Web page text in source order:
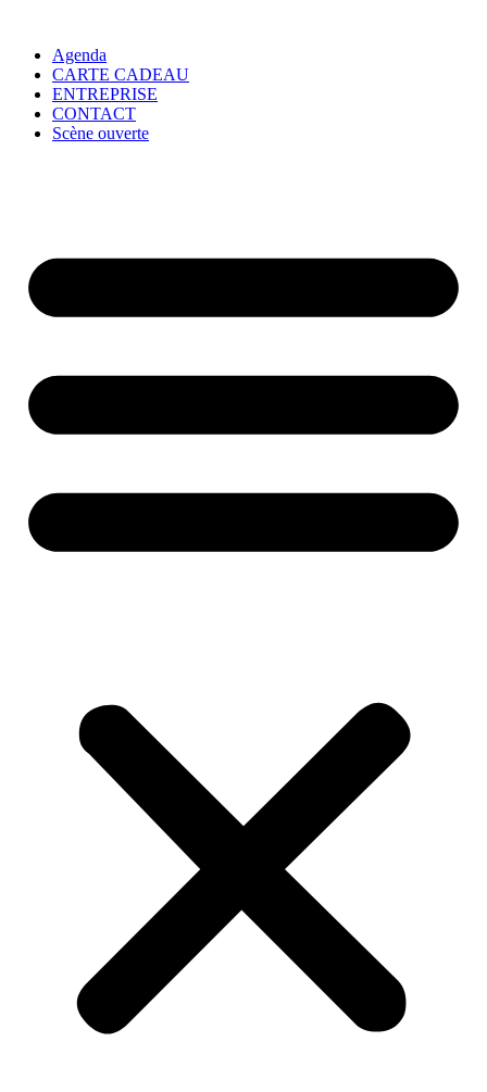
Agenda
CARTE CADEAU
ENTREPRISE
CONTACT
Scène ouverte